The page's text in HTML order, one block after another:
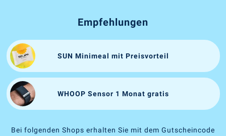
Empfehlungen
SUN Minimeal mit Preisvorteil
WHOOP Sensor 1 Monat gratis
Bei folgenden Shops erhalten Sie mit dem Gutscheincode